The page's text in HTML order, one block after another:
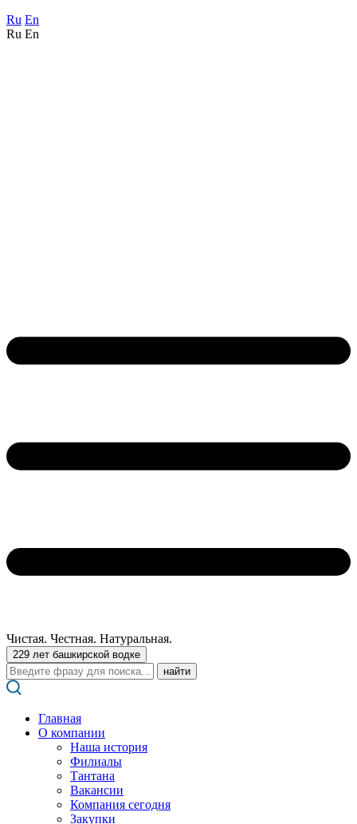
Ru En
Ru En
Чистая. Честная. Натуральная.
229 лет башкирской водке
Поиск:
Главная
О компании
Наша история
Филиалы
Тантана
Вакансии
Компания сегодня
Закупки